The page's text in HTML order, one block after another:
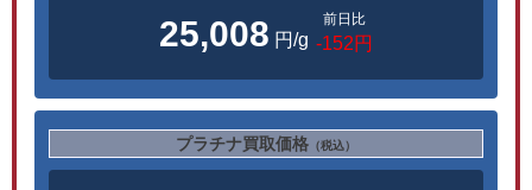
25,008 円/g
前日比
-152円
プラチナ買取価格 （税込）